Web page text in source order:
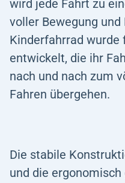
wird jede Fahrt zu
voller Bewegung
Kinderfahrrad wurde
entwickelt, die ihr
nach und nach zum
Fahren übergehen.
Die stabile
und die